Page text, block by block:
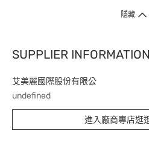
隱藏
SUPPLIER
艾美麗國際股份有限公
undefined
進入廠商專店逛